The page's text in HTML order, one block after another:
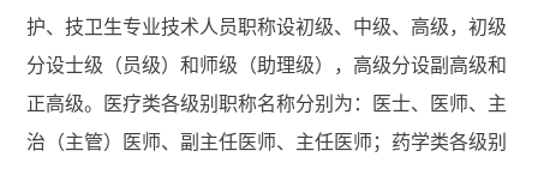
护、技卫生专业技术人员职称设初级、中级、高级，初级
分设士级（员级）和师级（助理级），高级分设副高级和
正高级。医疗类各级别职称名称分别为：医士、医师、主
治（主管）医师、副主任医师、主任医师；药学类各级别